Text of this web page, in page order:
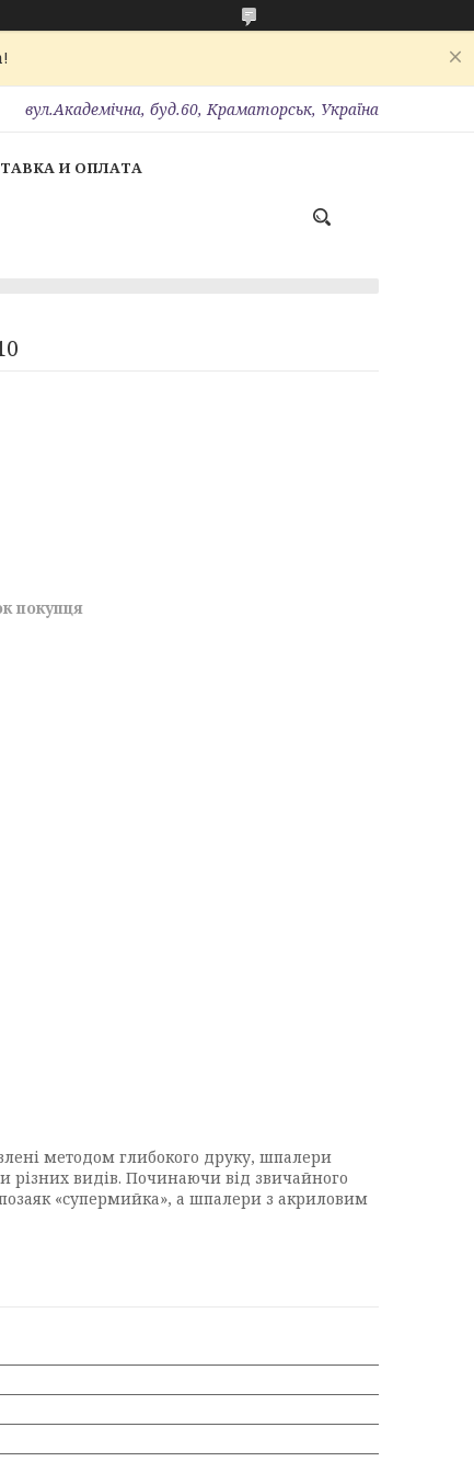
вул.Академічна, буд.60, Краматорськ, Україна
И ОПЛАТА
покупця
методом глибокого друку, шпалери
різних видів. Починаючи від звичайного
«супермийка», а шпалери з акриловим